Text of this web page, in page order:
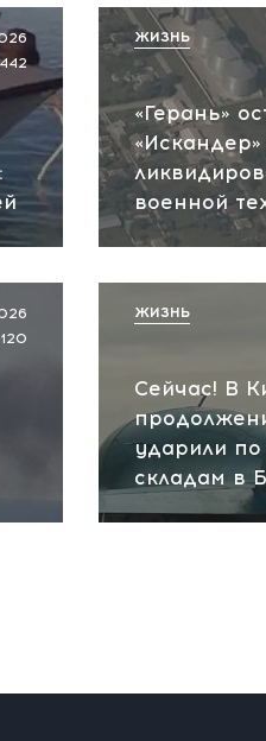
442
«Герань»
военной
ЖИЗНЬ
120
Сейчас! В
ударили по
складам в
ЖИЗНЬ